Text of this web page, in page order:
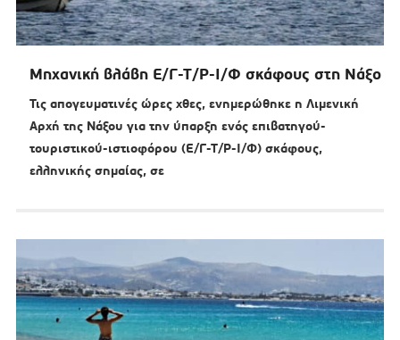
Μηχανική βλάβη Ε/Γ-Τ/Ρ-Ι/Φ σκάφους στη Νάξο
Τις απογευματινές ώρες χθες, ενημερώθηκε η Λιμενική
Αρχή της Νάξου για την ύπαρξη ενός επιβατηγού-
τουριστικού-ιστιοφόρου (Ε/Γ-Τ/Ρ-Ι/Φ) σκάφους,
ελληνικής σημαίας, σε